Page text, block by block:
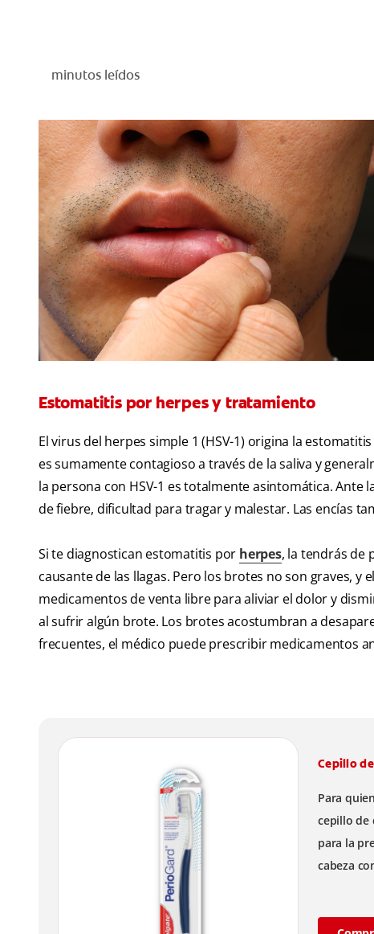
minutos leídos
Estomatitis por herpes y tratamiento
El virus del herpes simple 1 (HSV-1) origina la
es sumamente contagioso a través de la saliva y
la persona con HSV-1 es totalmente asintomática.
de fiebre, dificultad para tragar y malestar. Las encías
Si te diagnostican estomatitis por herpes, la tendrás de
causante de las llagas. Pero los brotes no son graves,
medicamentos de venta libre para aliviar el dolor y
al sufrir algún brote. Los brotes acostumbran a
frecuentes, el médico puede prescribir medicamentos
Cepillo
Para
cepillo de
para la
cabeza